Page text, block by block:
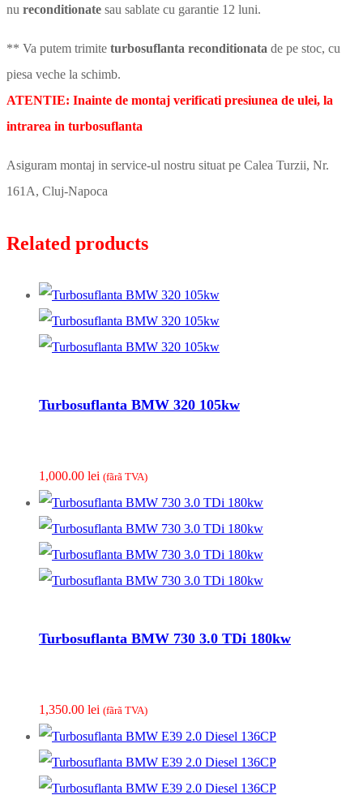
nu reconditionate sau sablate cu garantie 12 luni.
** Va putem trimite turbosuflanta reconditionata de pe stoc, cu
piesa veche la schimb.
ATENTIE: Inainte de montaj verificati presiunea de ulei, la
intrarea in turbosuflanta
Asiguram montaj in service-ul nostru situat pe Calea Turzii, Nr.
161A, Cluj-Napoca
Related products
Turbosuflanta BMW 320 105kw
1,000.00 lei (fãrã TVA)
Turbosuflanta BMW 730 3.0 TDi 180kw
1,350.00 lei (fãrã TVA)